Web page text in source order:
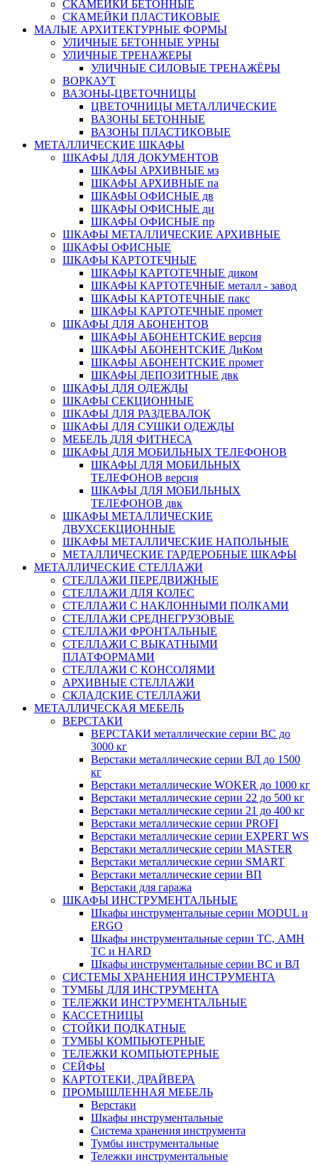
СКАМЕЙКИ БЕТОННЫЕ
СКАМЕЙКИ ПЛАСТИКОВЫЕ
МАЛЫЕ АРХИТЕКТУРНЫЕ ФОРМЫ
УЛИЧНЫЕ БЕТОННЫЕ УРНЫ
УЛИЧНЫЕ ТРЕНАЖЕРЫ
УЛИЧНЫЕ СИЛОВЫЕ ТРЕНАЖЁРЫ
ВОРКАУТ
ВАЗОНЫ-ЦВЕТОЧНИЦЫ
ЦВЕТОЧНИЦЫ МЕТАЛЛИЧЕСКИЕ
ВАЗОНЫ БЕТОННЫЕ
ВАЗОНЫ ПЛАСТИКОВЫЕ
МЕТАЛЛИЧЕСКИЕ ШКАФЫ
ШКАФЫ ДЛЯ ДОКУМЕНТОВ
ШКАФЫ АРХИВНЫЕ мз
ШКАФЫ АРХИВНЫЕ па
ШКАФЫ ОФИСНЫЕ дв
ШКАФЫ ОФИСНЫЕ ди
ШКАФЫ ОФИСНЫЕ пр
ШКАФЫ МЕТАЛЛИЧЕСКИЕ АРХИВНЫЕ
ШКАФЫ ОФИСНЫЕ
ШКАФЫ КАРТОТЕЧНЫЕ
ШКАФЫ КАРТОТЕЧНЫЕ диком
ШКАФЫ КАРТОТЕЧНЫЕ металл - завод
ШКАФЫ КАРТОТЕЧНЫЕ пакс
ШКАФЫ КАРТОТЕЧНЫЕ промет
ШКАФЫ ДЛЯ АБОНЕНТОВ
ШКАФЫ АБОНЕНТСКИЕ версия
ШКАФЫ АБОНЕНТСКИЕ ДиКом
ШКАФЫ АБОНЕНТСКИЕ промет
ШКАФЫ ДЕПОЗИТНЫЕ двк
ШКАФЫ ДЛЯ ОДЕЖДЫ
ШКАФЫ СЕКЦИОННЫЕ
ШКАФЫ ДЛЯ РАЗДЕВАЛОК
ШКАФЫ ДЛЯ СУШКИ ОДЕЖДЫ
МЕБЕЛЬ ДЛЯ ФИТНЕСА
ШКАФЫ ДЛЯ МОБИЛЬНЫХ ТЕЛЕФОНОВ
ШКАФЫ ДЛЯ МОБИЛЬНЫХ
ТЕЛЕФОНОВ версия
ШКАФЫ ДЛЯ МОБИЛЬНЫХ
ТЕЛЕФОНОВ двк
ШКАФЫ МЕТАЛЛИЧЕСКИЕ
ДВУХСЕКЦИОННЫЕ
ШКАФЫ МЕТАЛЛИЧЕСКИЕ НАПОЛЬНЫЕ
МЕТАЛЛИЧЕСКИЕ ГАРДЕРОБНЫЕ ШКАФЫ
МЕТАЛЛИЧЕСКИЕ СТЕЛЛАЖИ
СТЕЛЛАЖИ ПЕРЕДВИЖНЫЕ
СТЕЛЛАЖИ ДЛЯ КОЛЕС
СТЕЛЛАЖИ С НАКЛОННЫМИ ПОЛКАМИ
СТЕЛЛАЖИ СРЕДНЕГРУЗОВЫЕ
СТЕЛЛАЖИ ФРОНТАЛЬНЫЕ
СТЕЛЛАЖИ С ВЫКАТНЫМИ
ПЛАТФОРМАМИ
СТЕЛЛАЖИ С КОНСОЛЯМИ
АРХИВНЫЕ СТЕЛЛАЖИ
СКЛАДСКИЕ СТЕЛЛАЖИ
МЕТАЛЛИЧЕСКАЯ МЕБЕЛЬ
ВЕРСТАКИ
ВЕРСТАКИ металлические серии ВС до
3000 кг
Верстаки металлические серии ВЛ до 1500
кг
Верстаки металлические WOKER до 1000 кг
Верстаки металлические серии 22 до 500 кг
Верстаки металлические серии 21 до 400 кг
Верстаки металлические серии PROFI
Верстаки металлические серии EXPERT WS
Верстаки металлические серии MASTER
Верстаки металлические серии SMART
Верстаки металлические серии ВП
Верстаки для гаража
ШКАФЫ ИНСТРУМЕНТАЛЬНЫЕ
Шкафы инструментальные серии MODUL и
ERGO
Шкафы инструментальные серии ТС, АМН
ТС и HARD
Шкафы инструментальные серии ВС и ВЛ
СИСТЕМЫ ХРАНЕНИЯ ИНСТРУМЕНТА
ТУМБЫ ДЛЯ ИНСТРУМЕНТА
ТЕЛЕЖКИ ИНСТРУМЕНТАЛЬНЫЕ
КАССЕТНИЦЫ
СТОЙКИ ПОДКАТНЫЕ
ТУМБЫ КОМПЬЮТЕРНЫЕ
ТЕЛЕЖКИ КОМПЬЮТЕРНЫЕ
СЕЙФЫ
КАРТОТЕКИ, ДРАЙВЕРА
ПРОМЫШЛЕННАЯ МЕБЕЛЬ
Верстаки
Шкафы инструментальные
Система хранения инструмента
Тумбы инструментальные
Тележки инструментальные